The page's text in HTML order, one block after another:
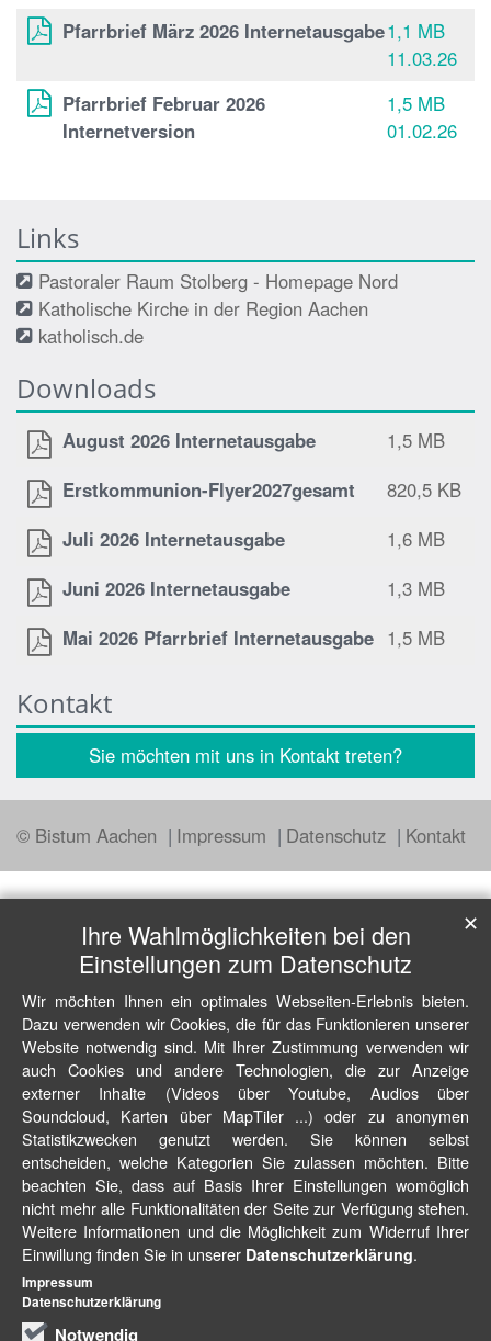
Pfarrbrief März 2026 Internetausgabe1,1 MB
11.03.26
Pfarrbrief Februar 2026
Internetversion
1,5 MB
01.02.26
Links
Pastoraler Raum Stolberg - Homepage Nord
Katholische Kirche in der Region Aachen
katholisch.de
Downloads
August 2026 Internetausgabe
1,5 MB
Erstkommunion-Flyer2027gesamt
820,5 KB
Juli 2026 Internetausgabe
1,6 MB
Juni 2026 Internetausgabe
1,3 MB
Mai 2026 Pfarrbrief Internetausgabe 1,5 MB
Kontakt
Sie möchten mit uns in Kontakt treten?
© Bistum Aachen Impressum Datenschutz Kontakt
Ihre Wahlmöglichkeiten bei den
Einstellungen zum Datenschutz
Wir möchten Ihnen ein optimales Webseiten-Erlebnis bieten.
Dazu verwenden wir Cookies, die für das Funktionieren unserer
Website notwendig sind. Mit Ihrer Zustimmung verwenden wir
auch Cookies und andere Technologien, die zur Anzeige
externer Inhalte (Videos über Youtube, Audios über
Soundcloud, Karten über MapTiler ...) oder zu anonymen
Statistikzwecken genutzt werden. Sie können selbst
entscheiden, welche Kategorien Sie zulassen möchten. Bitte
beachten Sie, dass auf Basis Ihrer Einstellungen womöglich
nicht mehr alle Funktionalitäten der Seite zur Verfügung stehen.
Weitere Informationen und die Möglichkeit zum Widerruf Ihrer
Einwillung finden Sie in unserer Datenschutzerklärung.
Notwendig
✕
Impressum
Datenschutzerklärung